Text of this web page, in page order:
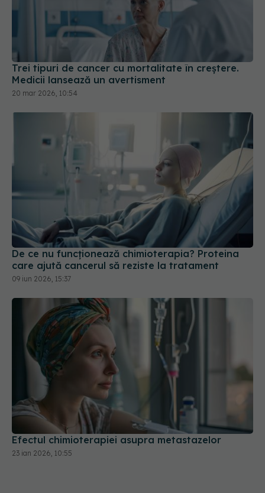
Trei tipuri de cancer cu mortalitate în creștere.
Medicii lansează un avertisment
20 mar 2026, 10:54
De ce nu funcționează chimioterapia? Proteina
care ajută cancerul să reziste la tratament
09 iun 2026, 15:37
Efectul chimioterapiei asupra metastazelor
23 ian 2026, 10:55